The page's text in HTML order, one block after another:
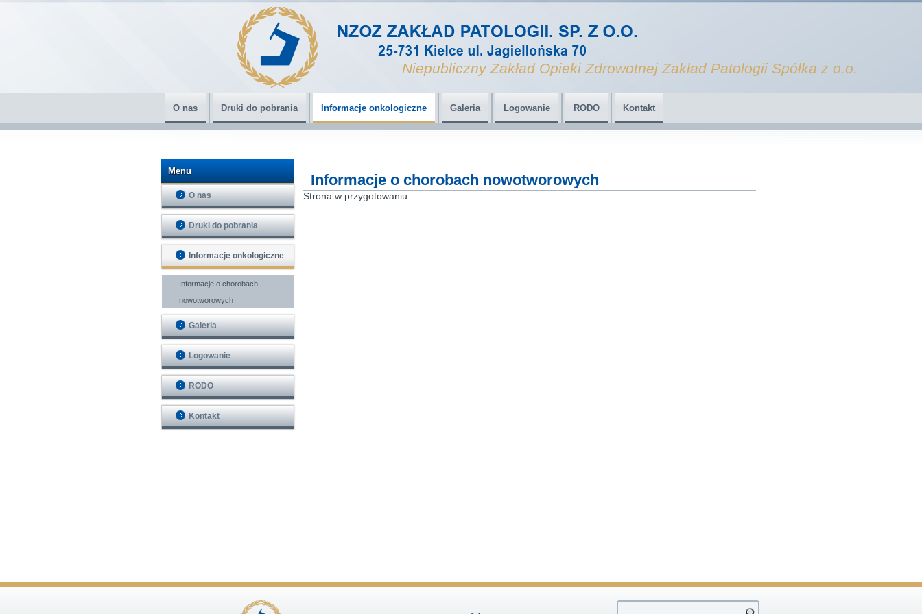
Niepubliczny Zakład Opieki Zdrowotnej Zakład Patologii Spółka z o.o.
O nas Druki do pobrania Informacje onkologiczne Galeria Logowanie RODO Kontakt
Menu
O nas
Druki do pobrania
Informacje onkologiczne
Informacje o chorobach
nowotworowych
Galeria
Logowanie
RODO
Kontakt
Informacje o chorobach nowotworowych
Strona w przygotowaniu